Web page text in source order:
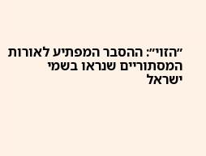
״הזוי״: ההסבר המפתיע לאורות
המסתוריים שנראו בשמי
ישראל